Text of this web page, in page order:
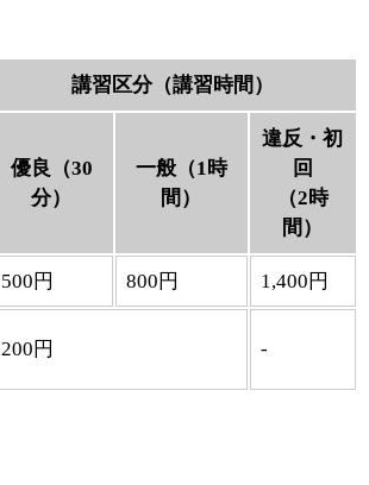
講習区分（講習時間）
優良（30
分）
一般（1時
間）
違反・初
回
（2時
間）
500円 800円 1,400円
200円 -